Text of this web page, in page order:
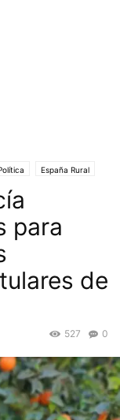
España Rural
para
de
0
527